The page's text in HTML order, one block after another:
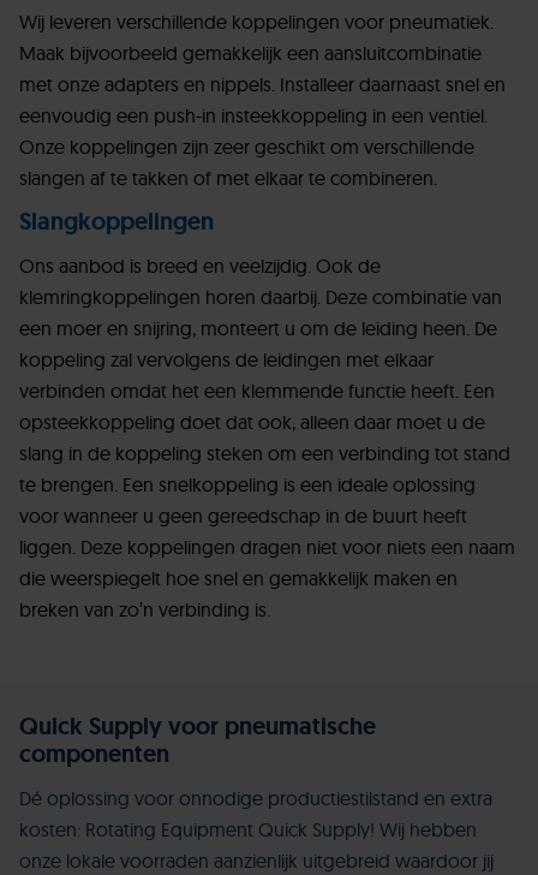
Wij leveren verschillende koppelingen voor pneumatiek.
Maak bijvoorbeeld gemakkelijk een aansluitcombinatie
met onze adapters en nippels. Installeer daarnaast snel en
eenvoudig een push-in insteekkoppeling in een ventiel.
Onze koppelingen zijn zeer geschikt om verschillende
slangen af te takken of met elkaar te combineren.
Slangkoppelingen
Ons aanbod is breed en veelzijdig. Ook de
klemringkoppelingen horen daarbij. Deze combinatie van
een moer en snijring, monteert u om de leiding heen. De
koppeling zal vervolgens de leidingen met elkaar
verbinden omdat het een klemmende functie heeft. Een
opsteekkoppeling doet dat ook, alleen daar moet u de
slang in de koppeling steken om een verbinding tot stand
te brengen. Een snelkoppeling is een ideale oplossing
voor wanneer u geen gereedschap in de buurt heeft
liggen. Deze koppelingen dragen niet voor niets een naam
die weerspiegelt hoe snel en gemakkelijk maken en
breken van zo’n verbinding is.
Quick Supply voor pneumatische
componenten
Dé oplossing voor onnodige productiestilstand en extra
kosten: Rotating Equipment Quick Supply! Wij hebben
onze lokale voorraden aanzienlijk uitgebreid waardoor jij